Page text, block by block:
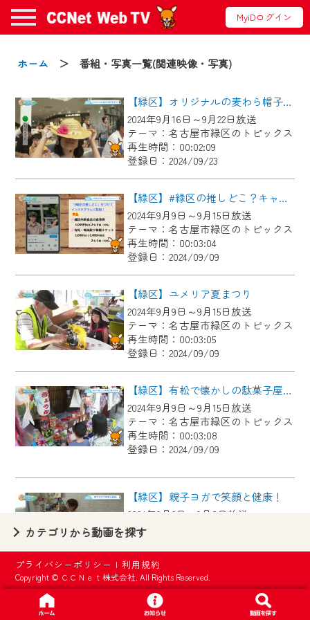
MyiDログイン
ホーム ＞ 番組・写真一覧(関連映像・写真)
【緑区】オリジナルの麦わら帽子を作ろう
2024年9月16日～9月22日放送
テーマ：名古屋市緑区のトピックス
再生時間：00:02:09
登録日：2024/09/23
【緑区】#緑区の推しどこ？キャンペーン
2024年9月9日～9月15日放送
テーマ：名古屋市緑区のトピックス
再生時間：00:03:04
登録日：2024/09/09
【緑区】ユメリア夏まつり
2024年9月9日～9月15日放送
テーマ：名古屋市緑区のトピックス
再生時間：00:03:05
登録日：2024/09/09
【緑区】有松で懐かしの駄菓子屋が復活！
2024年9月9日～9月15日放送
テーマ：名古屋市緑区のトピックス
再生時間：00:03:08
登録日：2024/09/09
【緑区】親子ヨガで笑顔と健康！
2024年9月2日～9月8日放送
テーマ：名古屋市緑区のトピックス
再生時間：00:03:15
登録日：2024/09/02
【緑区】徳重学区夏まつり
2024年9月2日～9月8日放送
カテゴリから動画を探す
プライバシーポリシー |利用規約
Copyright © ＣＣＮｅｔ株式会社. All Rights Reserved.
お知らせ
2024/09/02
動画配信サービス『CCNet Web TV』は2024
年9月24日からリニューアルします！
【変更点】
◆デザイン変更により、お住まいの地域
の動画コンテンツが一目瞭然。
◆当社アプリやＰＣブラウザから、いつ
でも・どこでも・外出先でも！
CCNetサービスエリア20市町の地域情報
番組をご視聴いただけます！
【ご注意】
2024年9月24日からはご加入者様へのサー
ビス向上のため、
『CCNet Web TV』を利用いただくには、
一部コンテンツを除き、
CCNetサービスへの加入と『CCNetマイ
ページ※』へのログインが必要となりま
す。
いたします。
要となります。
※MyIDとは、CCNet Web TVを含むCCNetの
各種サービスをご利用頂くためのIDです。
IDはお客様が使っているメールアドレス
で設定できます。